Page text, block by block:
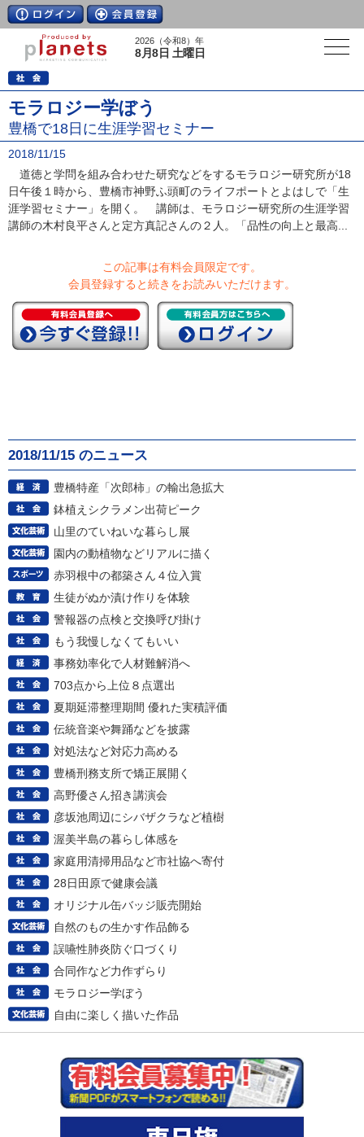
2026（令和8）年
8月8日 土曜日
モラロジー学ぼう
豊橋で18日に生涯学習セミナー
2018/11/15
道徳と学問を組み合わせた研究などをするモラロジー研究所が18
日午後１時から、豊橋市神野ふ頭町のライフポートとよはしで「生
涯学習セミナー」を開く。 講師は、モラロジー研究所の生涯学習
講師の木村良平さんと定方真記さんの２人。「品性の向上と最高...
この記事は有料会員限定です。
会員登録すると続きをお読みいただけます。
2018/11/15 のニュース
豊橋特産「次郎柿」の輸出急拡大
鉢植えシクラメン出荷ピーク
山里のていねいな暮らし展
園内の動植物などリアルに描く
赤羽根中の都築さん４位入賞
生徒がぬか漬け作りを体験
警報器の点検と交換呼び掛け
もう我慢しなくてもいい
事務効率化で人材難解消へ
703点から上位８点選出
夏期延滞整理期間 優れた実積評価
伝統音楽や舞踊などを披露
対処法など対応力高める
豊橋刑務支所で矯正展開く
高野優さん招き講演会
彦坂池周辺にシバザクラなど植樹
渥美半島の暮らし体感を
家庭用清掃用品など市社協へ寄付
28日田原で健康会議
オリジナル缶バッジ販売開始
自然のもの生かす作品飾る
誤嚥性肺炎防ぐ口づくり
合同作など力作ずらり
モラロジー学ぼう
自由に楽しく描いた作品